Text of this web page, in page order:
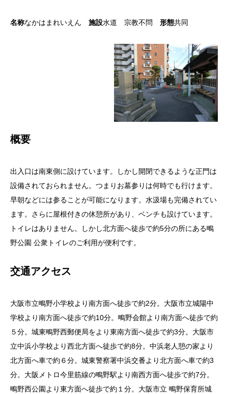
名称なかはまれいえん 施設水道 宗教不問 形態共同
概要
出入口は南東側に設けています。しかし開閉できるような正門は
設備されておられません。つまりお墓参りは何時でも行けます。
早朝などには参ることが可能になります。水汲場も完備されてい
ます。さらに屋根付きの休憩所があり、ベンチも設けています。
トイレはありません。しかし北方面へ徒歩で約5分の所にある鴫
野公園 公衆トイレのご利用が便利です。
交通アクセス
大阪市立鴫野小学校より南方面へ徒歩で約2分。大阪市立城陽中
学校より南方面へ徒歩で約10分。鴫野会館より南方面へ徒歩で約
５分。城東鴫野西郵便局をより東南方面へ徒歩で約3分。大阪市
立中浜小学校より西北方面へ徒歩で約8分。中浜老人憩の家より
北方面へ車で約６分。城東警察署中浜交番より北方面へ車で約3
分。大阪メトロ今里筋線の鴫野駅より南西方面へ徒歩で約7分。
鴫野西公園より東方面へ徒歩で約１分。大阪市立 鴫野保育所城